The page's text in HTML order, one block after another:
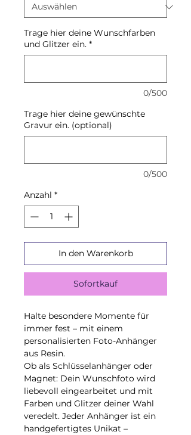
Trage hier deine Wunschfarben
und Glitzer ein. *
0/500
Trage hier deine gewünschte
Gravur ein. (optional)
0/500
Anzahl *
In den Warenkorb
Sofortkauf
Halte besondere Momente für
immer fest – mit einem
personalisierten Foto-Anhänger
aus Resin.
Ob als Schlüsselanhänger oder
Magnet: Dein Wunschfoto wird
liebevoll eingearbeitet und mit
Farben und Glitzer deiner Wahl
veredelt. Jeder Anhänger ist ein
handgefertigtes Unikat –